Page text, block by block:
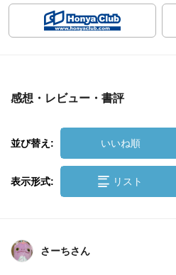
感想・レビュー・書評
並び替え: いいね順
表示形式: リスト
さーちさん